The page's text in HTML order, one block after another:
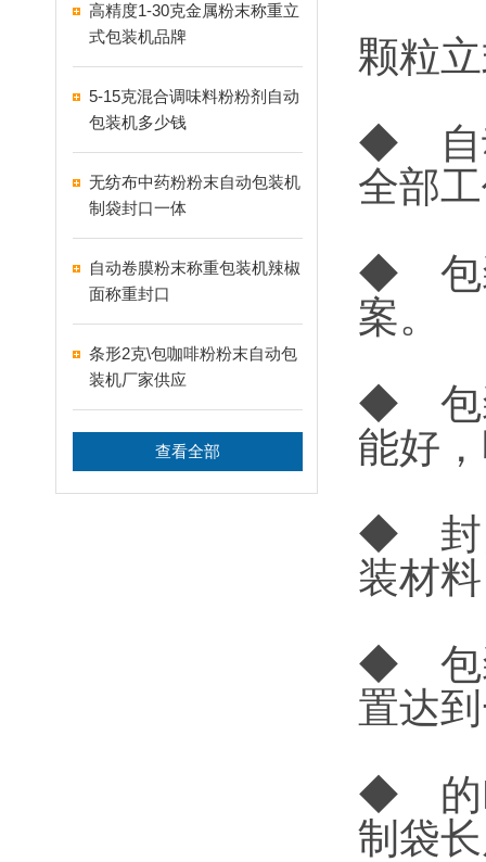
高精度1-30克金属粉末称重立
式包装机品牌
5-15克混合调味料粉粉剂自动
包装机多少钱
无纺布中药粉粉末自动包装机
制袋封口一体
自动卷膜粉末称重包装机辣椒
面称重封口
条形2克\包咖啡粉粉末自动包
装机厂家供应
查看全部
颗粒
◆ 自
全部
◆ 包
案。
◆ 包
能好
◆ 封
装材
◆ 包
置达
◆ 的
制袋